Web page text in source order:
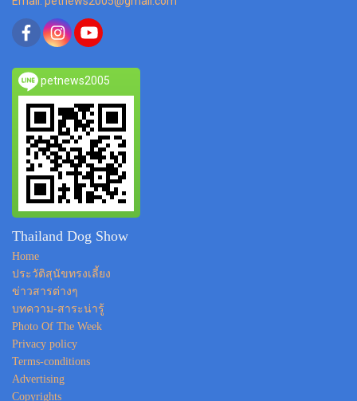
petnews2005
Thailand Dog Show
Home
ประวัติสุนัขทรงเลี้ยง
ข่าวสารต่างๆ
บทความ-สาระน่ารู้
Photo Of The Week
Privacy policy
Terms-conditions
Advertising
Copyrights